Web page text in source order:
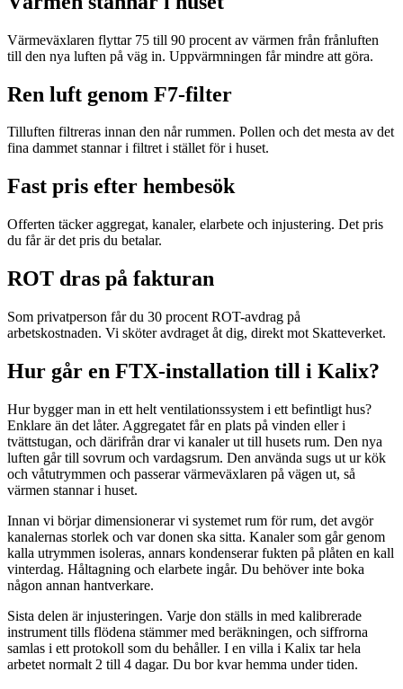
Värmeväxlaren flyttar 75 till 90 procent av värmen från frånluften
till den nya luften på väg in. Uppvärmningen får mindre att göra.
Ren luft genom F7-filter
Tilluften filtreras innan den når rummen. Pollen och det mesta av det
fina dammet stannar i filtret i stället för i huset.
Fast pris efter hembesök
Offerten täcker aggregat, kanaler, elarbete och injustering. Det pris
du får är det pris du betalar.
ROT dras på fakturan
Som privatperson får du 30 procent ROT-avdrag på
arbetskostnaden. Vi sköter avdraget åt dig, direkt mot Skatteverket.
Hur går en FTX-installation till i Kalix?
Hur bygger man in ett helt ventilationssystem i ett befintligt hus?
Enklare än det låter. Aggregatet får en plats på vinden eller i
tvättstugan, och därifrån drar vi kanaler ut till husets rum. Den nya
luften går till sovrum och vardagsrum. Den använda sugs ut ur kök
och våtutrymmen och passerar värmeväxlaren på vägen ut, så
värmen stannar i huset.
Innan vi börjar dimensionerar vi systemet rum för rum, det avgör
kanalernas storlek och var donen ska sitta. Kanaler som går genom
kalla utrymmen isoleras, annars kondenserar fukten på plåten en kall
vinterdag. Håltagning och elarbete ingår. Du behöver inte boka
någon annan hantverkare.
Sista delen är injusteringen. Varje don ställs in med kalibrerade
instrument tills flödena stämmer med beräkningen, och siffrorna
samlas i ett protokoll som du behåller. I en villa i Kalix tar hela
arbetet normalt 2 till 4 dagar. Du bor kvar hemma under tiden.